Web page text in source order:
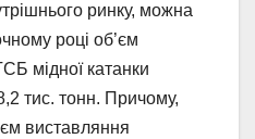
ринку, можна
році об’єм
мідної катанки
тис. тонн. Причому,
виставляння